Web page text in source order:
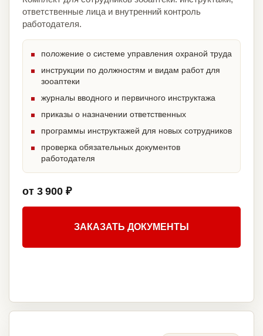
ответственные лица и внутренний контроль
работодателя.
положение о системе управления охраной труда
инструкции по должностям и видам работ для
зооаптеки
журналы вводного и первичного инструктажа
приказы о назначении ответственных
программы инструктажей для новых сотрудников
проверка обязательных документов
работодателя
от 3 900 ₽
ЗАКАЗАТЬ ДОКУМЕНТЫ